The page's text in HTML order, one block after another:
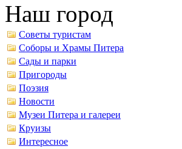
Наш город
Советы туристам
Соборы и Храмы Питера
Сады и парки
Пригороды
Поэзия
Новости
Музеи Питера и галереи
Круизы
Интересное